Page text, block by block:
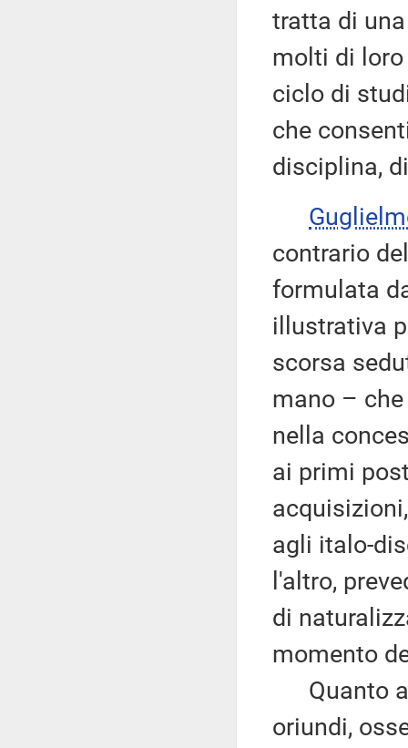
tratta di
molti di
ciclo di
che
disciplina,
contrario
formulata
illustrativa
scorsa
mano –
nella
ai primi
agli italo-
l'altro,
di
momento
Quanto
oriundi,